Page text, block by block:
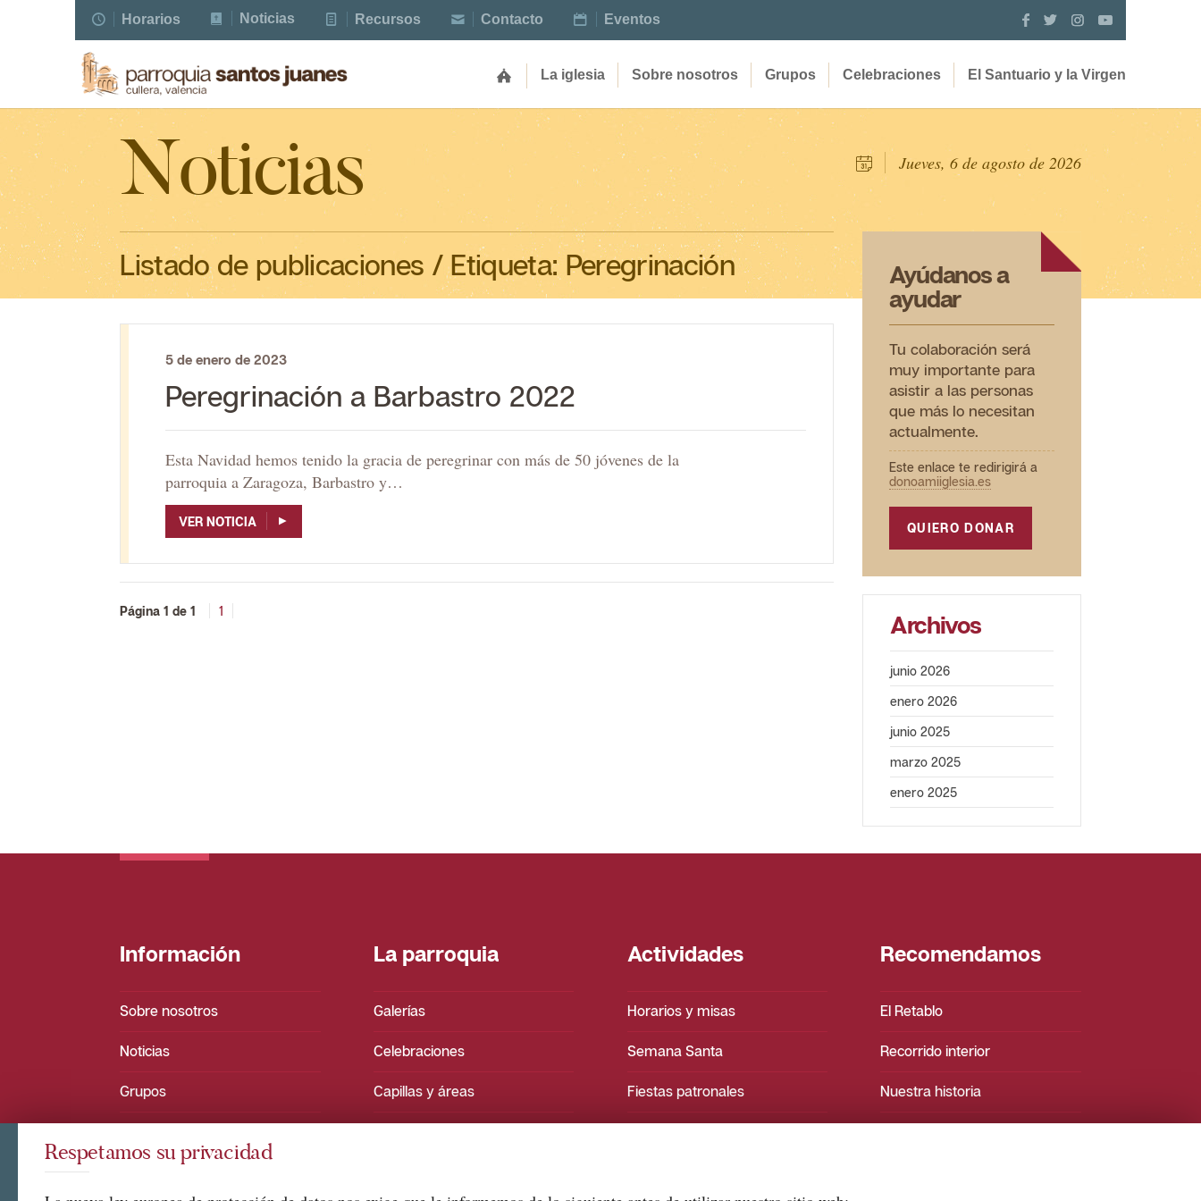
Horarios Noticias Recursos Contacto Eventos
La iglesia Sobre nosotros Grupos Celebraciones El Santuario y la Virgen
Noticias Jueves, 6 de agosto de 2026
Listado de publicaciones / Etiqueta: Peregrinación
5de enero de 2023
Peregrinación a Barbastro 2022
Esta Navidad hemos tenido la gracia de peregrinar con más de 50 jóvenes de la
parroquia a Zaragoza, Barbastro y…
VER NOTICIA
Página 1 de 1 1
Ayúdanos a
ayudar
Tu colaboración será
muy importante para
asistir a las personas
que más lo necesitan
actualmente.
Este enlace te redirigirá a
donoamiiglesia.es
QUIERO DONAR
Archivos
junio 2026
enero 2026
junio 2025
marzo 2025
enero 2025
Información
Sobre nosotros
Noticias
Grupos
La parroquia
Galerías
Celebraciones
Capillas y áreas
Actividades
Horarios y misas
Semana Santa
Fiestas patronales
Recomendamos
El Retablo
Recorrido interior
Nuestra historia
Respetamos su privacidad